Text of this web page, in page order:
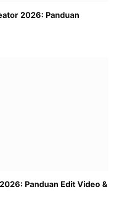
2026: Panduan
Panduan Edit Video &